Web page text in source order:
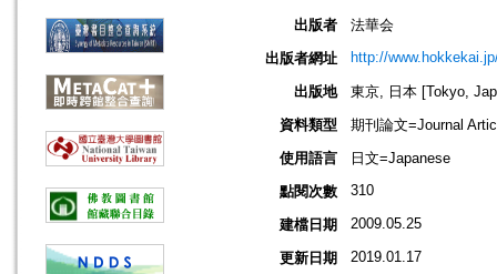
出版者
法華会
出版者網址
http://
出版地
東京, 日本 [Tokyo,
資料類型
期刊論文=Journal
使用語言
日文=Japanese
點閱次數
310
建檔日期 2009.05.25
更新日期 2019.01.17